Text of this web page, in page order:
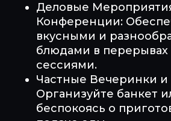
Деловые
Конференции:
вкусными и
блюдами в
сессиями.
Частные Вечеринки
Организуйте банкет
беспокоясь о